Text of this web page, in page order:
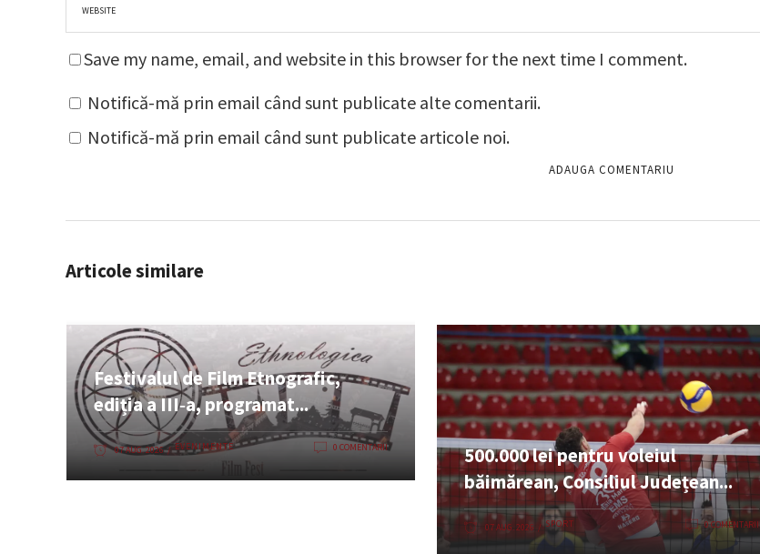
Save my name, email, and website in this browser for the next time I comment.
Notifică-mă prin email când sunt publicate alte comentarii.
Notifică-mă prin email când sunt publicate articole noi.
Articole similare
Festivalul de Film Etnografic,
ediția a III‑a, programat...
07 AUG. 2026 EVENIMENTE 0 COMENTARII
500.000 lei pentru voleiul
băimărean, Consiliul Județean...
07 AUG. 2026 SPORT 0 COMENTARII